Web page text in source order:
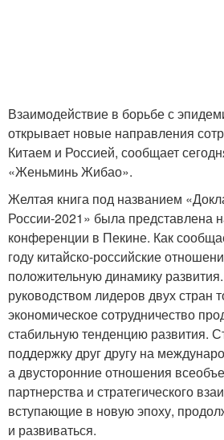
Взаимодействие в борьбе с
открывает новые направления
Китаем и Россией, сообщает
«Женьминь Жибао».
Желтая книга под названием
России-2021» была представлена
конференции в Пекине. Как
году китайско-российские
положительную динамику
руководством лидеров двух стран
экономическое сотрудничество
стабильную тенденцию развития.
поддержку друг другу на
а двусторонние отношения
партнерства и стратегического
вступающие в новую эпоху,
и развиваться.